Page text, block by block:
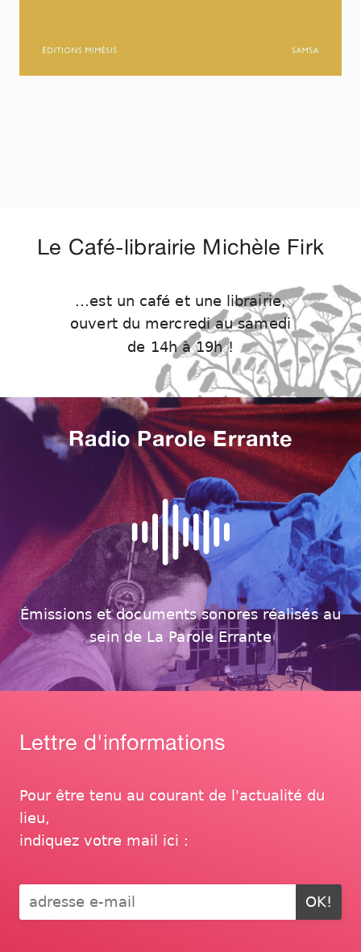
Le Café-librairie Michèle Firk
...est un café et une librairie,
ouvert du mercredi au samedi
de 14h à 19h !
Radio Parole Errante
Émissions et documents sonores réalisés au
sein de La Parole Errante
Lettre d'informations
Pour être tenu au courant de l'actualité du
lieu,
indiquez votre mail ici :
OK!